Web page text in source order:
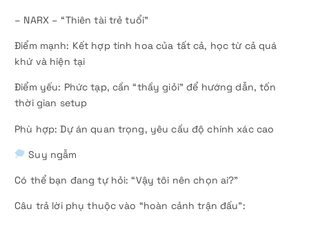
– NARX – “Thiên tài trẻ tuổi”
Điểm mạnh: Kết hợp tinh hoa của tất cả, học từ cả quá
khứ và hiện tại
Điểm yếu: Phức tạp, cần “thầy giỏi” để hướng dẫn, tốn
thời gian setup
Phù hợp: Dự án quan trọng, yêu cầu độ chính xác cao
Suy ngẫm
Có thể bạn đang tự hỏi: “Vậy tôi nên chọn ai?”
Câu trả lời phụ thuộc vào “hoàn cảnh trận đấu”: